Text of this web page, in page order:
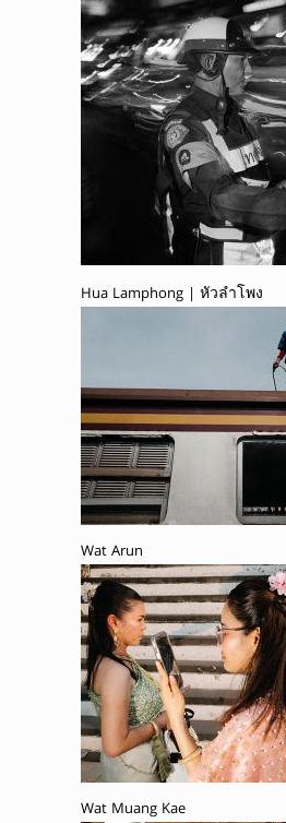
Hua Lamphong | หัวลำโพง
Wat Arun
Wat Muang Kae